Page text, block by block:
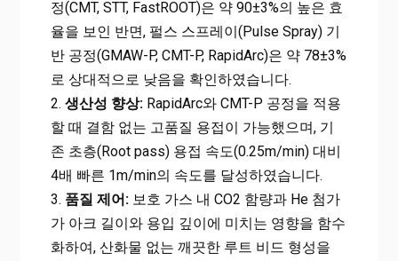
정(CMT, STT, FastROOT)은 약 90±3%의 높은 효
율을 보인 반면, 펄스 스프레이(Pulse Spray) 기
반 공정(GMAW-P, CMT-P, RapidArc)은 약 78±3%
로 상대적으로 낮음을 확인하였습니다.
2. 생산성 향상:RapidArc와 CMT-P 공정을 적용
할 때 결함 없는 고품질 용접이 가능했으며, 기
존 초층(Root pass) 용접 속도(0.25m/min) 대비
4배 빠른 1m/min의 속도를 달성하였습니다.
3. 품질 제어:보호 가스 내 CO2 함량과 He 첨가
가 아크 길이와 용입 깊이에 미치는 영향을 함수
화하여, 산화물 없는 깨끗한 루트 비드 형성을